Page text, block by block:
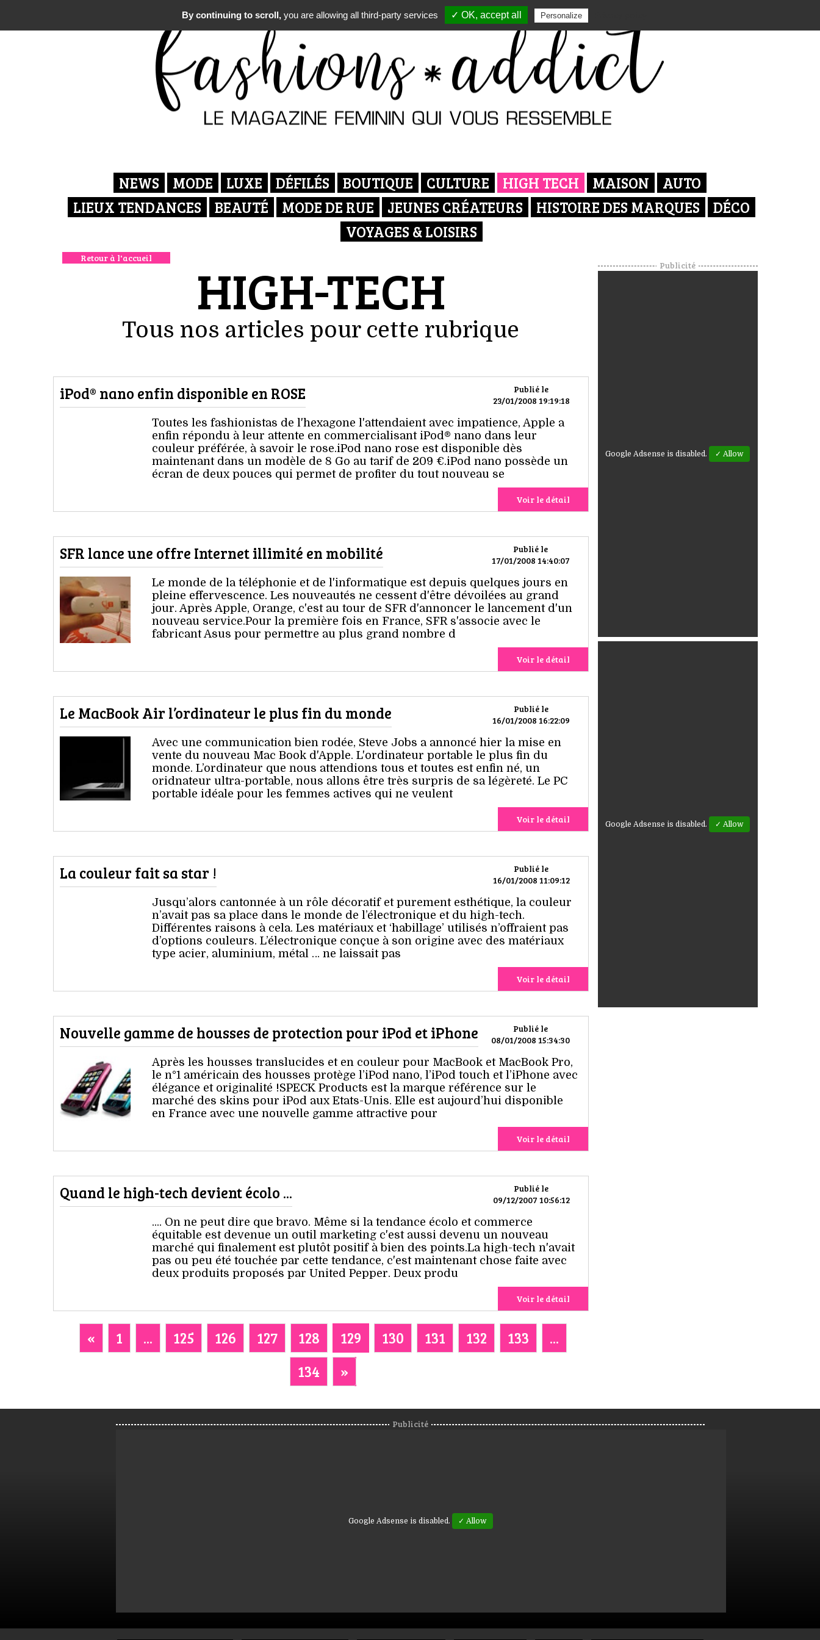
NEWS MODE LUXE DÉFILÉS BOUTIQUE CULTURE HIGH TECH MAISON
AUTO
LIEUX TENDANCES
BEAUTÉ MODE DE RUE JEUNES CRÉATEURS HISTOIRE DES MARQUES
DÉCO
VOYAGES & LOISIRS
Retour à l'accueil HIGH-TECH
Tous nos articles pour cette rubrique
Publié le
23/01/2008 19:19:18
iPod® nano enfin disponible en ROSE
Toutes les fashionistas de l'hexagone l'attendaient avec impatience, Apple a
enfin répondu à leur attente en commercialisant iPod® nano dans leur
couleur préférée, à savoir le rose.iPod nano rose est disponible dès
maintenant dans un modèle de 8 Go au tarif de 209 €.iPod nano possède un
écran de deux pouces qui permet de profiter du tout nouveau se
Voir le détail
Publié le
17/01/2008 14:40:07
SFR lance une offre Internet illimité en mobilité
Le monde de la téléphonie et de l'informatique est depuis quelques jours en
pleine effervescence. Les nouveautés ne cessent d'être dévoilées au grand
jour. Après Apple, Orange, c'est au tour de SFR d'annoncer le lancement d'un
nouveau service.Pour la première fois en France, SFR s'associe avec le
fabricant Asus pour permettre au plus grand nombre d
Voir le détail
Publié le
16/01/2008 16:22:09
Le MacBook Air l’ordinateur le plus fin du monde
Avec une communication bien rodée, Steve Jobs a annoncé hier la mise en
vente du nouveau Mac Book d'Apple. L'ordinateur portable le plus fin du
monde. L’ordinateur que nous attendions tous et toutes est enfin né, un
oridnateur ultra-portable, nous allons être très surpris de sa légèreté. Le PC
portable idéale pour les femmes actives qui ne veulent
Voir le détail
Publié le
16/01/2008 11:09:12
La couleur fait sa star !
Jusqu’alors cantonnée à un rôle décoratif et purement esthétique, la couleur
n’avait pas sa place dans le monde de l’électronique et du high-tech.
Différentes raisons à cela. Les matériaux et ‘habillage’ utilisés n’offraient pas
d’options couleurs. L’électronique conçue à son origine avec des matériaux
type acier, aluminium, métal … ne laissait pas
Voir le détail
Publié le
08/01/2008 15:34:30
Nouvelle gamme de housses de protection pour iPod et iPhone
Après les housses translucides et en couleur pour MacBook et MacBook Pro,
le n°1 américain des housses protège l’iPod nano, l’iPod touch et l’iPhone avec
élégance et originalité !SPECK Products est la marque référence sur le
marché des skins pour iPod aux Etats-Unis. Elle est aujourd’hui disponible
en France avec une nouvelle gamme attractive pour
Voir le détail
Publié le
09/12/2007 10:56:12
Quand le high-tech devient écolo ...
.... On ne peut dire que bravo. Même si la tendance écolo et commerce
équitable est devenue un outil marketing c'est aussi devenu un nouveau
marché qui finalement est plutôt positif à bien des points.La high-tech n'avait
pas ou peu été touchée par cette tendance, c'est maintenant chose faite avec
deux produits proposés par United Pepper. Deux produ
Voir le détail
« 1 ... 125 126 127 128 129 130 131 132 133
...
134
»
Publicité
Google Adsense is disabled. ✓ Allow
Google Adsense is disabled. ✓ Allow
Publicité
Google Adsense is disabled. ✓ Allow
By continuing to scroll, you are allowing all third-party services ✓ OK, accept all Personalize